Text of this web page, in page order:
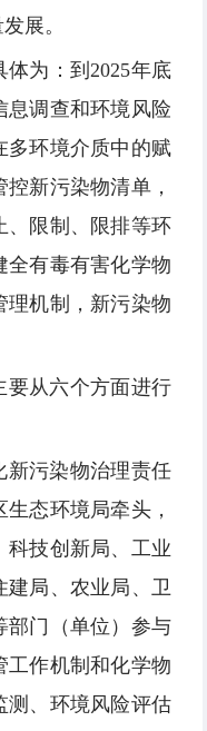
展。
为：到2025年底
息调查和环境风险
多环境介质中的赋
新污染物清单，
、限制、限排等环
全有毒有害化学物
理机制，新污染物
要从六个方面进行
新污染物治理责任
态环境局牵头，
科技创新局、工业
建局、农业局、卫
部门（单位）参与
工作机制和化学物
测、环境风险评估